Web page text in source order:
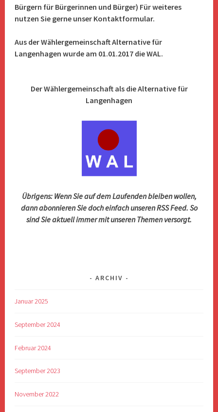
Bürgern für Bürgerinnen und Bürger) Für weiteres
nutzen Sie gerne unser Kontaktformular.
Aus der Wählergemeinschaft Alternative für
Langenhagen wurde am 01.01.2017 die WAL.
Der Wählergemeinschaft als die Alternative für
Langenhagen
Übrigens: Wenn Sie auf dem Laufenden bleiben wollen,
dann abonnieren Sie doch einfach unseren RSS Feed. So
sind Sie aktuell immer mit unseren Themen versorgt.
ARCHIV
Januar 2025
September 2024
Februar 2024
September 2023
November 2022